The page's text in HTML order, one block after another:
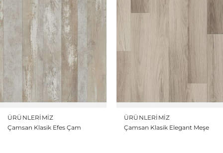
ÜRÜNLERIMIZ
Çamsan Klasik Efes Çam
ÜRÜNLERIMIZ
Çamsan Klasik Elegant Meşe